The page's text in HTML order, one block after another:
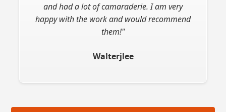
and had a lot of camaraderie. I am very
happy with the work and would recommend
them!"
Walterjlee